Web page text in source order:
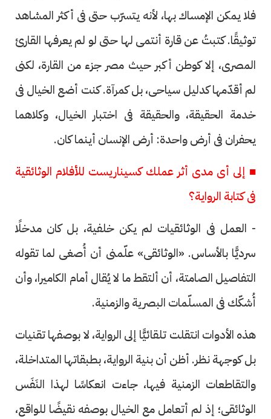
فلا يمكن الإمساك بها، لأنه يتسرّب حتى فى أكثر المشاهد
توثيقًا. كتبتُ عن قارة أنتمى لها حتى لو لم يعرفها القارئ
المصرى، إلا كوطن أكبر حيث مصر جزء من القارة، لكنى
لم أقدّمها كدليل سياحى، بل كمرآة. كنت أضع الخيال فى
خدمة الحقيقة، والحقيقة فى اختبار الخيال، وكلاهما
يحفران فى أرض واحدة: أرض الإنسان أينما كان.
■ إلى أى مدى أثر عملك كسيناريست للأفلام الوثائقية
فى كتابة الرواية؟
- العمل فى الوثائقيات لم يكن خلفية، بل كان مدخلًا
سرديًّا بالأساس. «الوثائقى» علّمنى أن أُصغى لما تقوله
التفاصيل الصامتة، أن ألتقط ما لا يُقال أمام الكاميرا، وأن
أُشكّك فى المسلّمات البصرية والزمنية.
هذه الأدوات انتقلت تلقائيًّا إلى الرواية، لا بوصفها تقنيات
بل كوجهة نظر. أظن أن بنية الرواية، بطبقاتها المتداخلة،
والتقاطعات الزمنية فيها، جاءت انعكاسًا لهذا النَفَس
الوثائقى؛ إذ لم أتعامل مع الخيال بوصفه نقيضًا للواقع،